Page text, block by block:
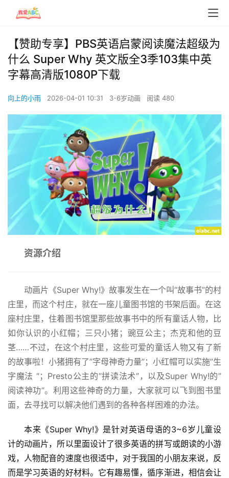
【赞助专享】PBS英语启蒙阅读魔法超级为
什么 Super Why 英文版全3季103集中英
字幕高清版1080P下载
向上的小雨 2026-04-01 10:31 3-6岁动画 阅读 480
资源介绍
动画片《Super Why!》故事发生在一个叫”故事书”的村
庄里，而这个村庄，就在一座儿童图书馆的书架后面。在这
座村庄里，住着图书馆里那些故事书中的所有童话人物，比
如你认识的小红帽；三只小猪；豌豆公主；杰克和他的豆
茎……不过，在这个村庄里，这些可爱的童话人物又有了新
的故事啦！小猪拥有了”字母神奇力量”；小红帽可以实施”生
字魔法 “；Presto公主的”拼读法术”，以及Super Why!的”
阅读神功”。利用这些神奇的力量，大家就可以飞到图书里
面，去寻找可以解决他们遇到的各种各样困难的办法。
本来《Super Why!》是针对英语母语的3~6岁儿童设
计的动画片，所以里面设计了很多英语的拼写或朗读的小游
戏，人物配音的速度也很适中，对于我国的小朋友来说，反
而是学习英语的好材料。它有趣易懂，循序渐进，相信会让